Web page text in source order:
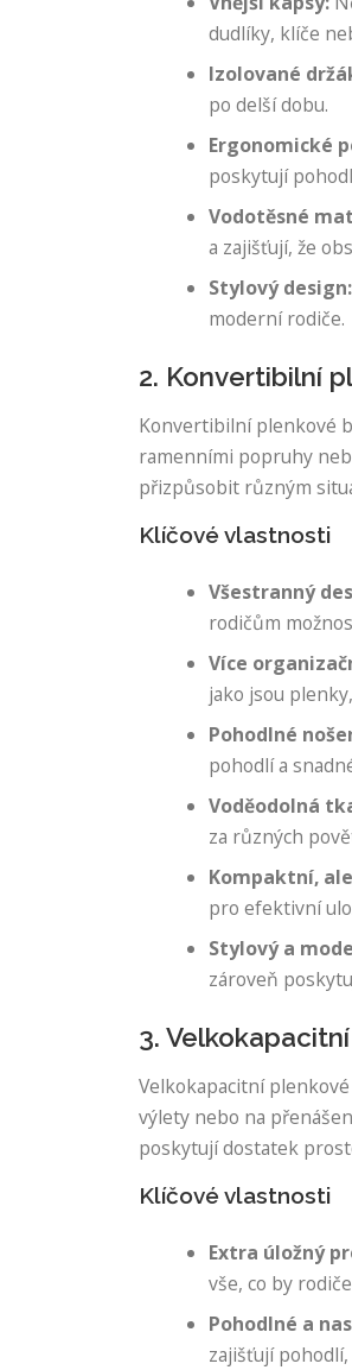
dudlíky, klíče
Izolované
po delší dobu.
Ergonomické
poskytují
Vodotěsné
a zajišťují, že
Stylový design:
moderní rodiče.
2. Konvertibilní
Konvertibilní plenkové
ramenními popruhy
přizpůsobit různým
Klíčové vlastnosti
Všestranný
rodičům
Více
jako jsou
Pohodlné
pohodlí a
Voděodolná
za různých
Kompaktní,
pro efektivní
Stylový a
zároveň
3.
Velkokapacitní
výlety nebo na
poskytují dostatek
Klíčové vlastnosti
Extra úložný
vše, co by
Pohodlné a
zajišťují